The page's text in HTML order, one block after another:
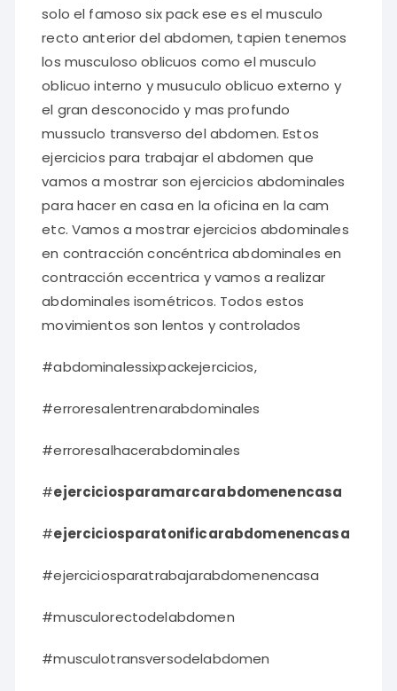
solo el famoso six pack ese es el musculo
recto anterior del abdomen, tapien tenemos
los musculoso oblicuos como el musculo
oblicuo interno y musuculo oblicuo externo y
el gran desconocido y mas profundo
mussuclo transverso del abdomen. Estos
ejercicios para trabajar el abdomen que
vamos a mostrar son ejercicios abdominales
para hacer en casa en la oficina en la cam
etc. Vamos a mostrar ejercicios abdominales
en contracción concéntrica abdominales en
contracción eccentrica y vamos a realizar
abdominales isométricos. Todos estos
movimientos son lentos y controlados
#abdominalessixpackejercicios,
#erroresalentrenarabdominales
#erroresalhacerabdominales
#ejerciciosparamarcarabdomenencasa
#ejerciciosparatonificarabdomenencasa
#ejerciciosparatrabajarabdomenencasa
#musculorectodelabdomen
#musculotransversodelabdomen